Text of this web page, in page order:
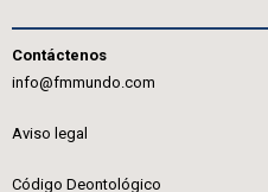
Contáctenos
info@fmmundo.com
Aviso legal
Código Deontológico